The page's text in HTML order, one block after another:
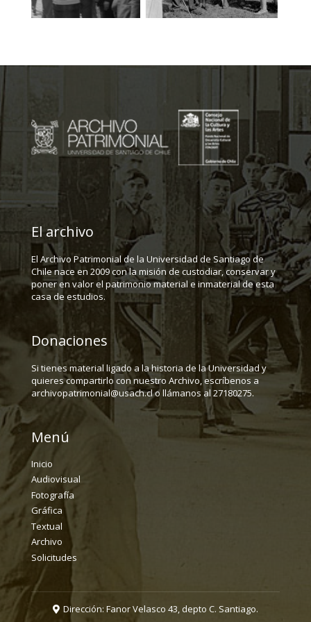
El archivo
El Archivo Patrimonial de la Universidad de Santiago de
Chile nace en 2009 con la misión de custodiar, conservar y
poner en valor el patrimonio material e inmaterial de esta
casa de estudios.
Donaciones
Si tienes material ligado a la historia de la Universidad y
quieres compartirlo con nuestro Archivo, escríbenos a
archivopatrimonial@usach.cl o llámanos al 27180275.
Menú
Inicio
Audiovisual
Fotografía
Gráfica
Textual
Archivo
Solicitudes
Dirección: Fanor Velasco 43, depto C. Santiago.